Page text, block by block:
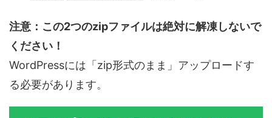
注意：この2つのzipファイルは絶対に解凍しないで
ください！
WordPressには「zip形式のまま」アップロードす
る必要があります。